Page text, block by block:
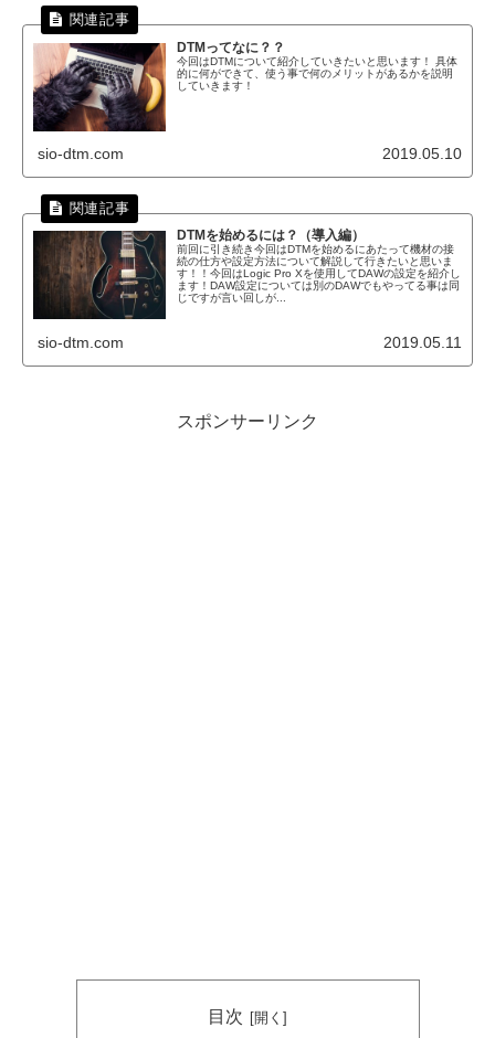
DTMってなに？？
今回はDTMについて紹介していきたいと思います！ 具体
的に何ができて、使う事で何のメリットがあるかを説明
していきます！
sio-dtm.com 2019.05.10
DTMを始めるには？（導入編）
前回に引き続き今回はDTMを始めるにあたって機材の接
続の仕方や設定方法について解説して行きたいと思いま
す！！今回はLogic Pro Xを使用してDAWの設定を紹介し
ます！DAW設定については別のDAWでもやってる事は同
じですが言い回しが...
sio-dtm.com 2019.05.11
スポンサーリンク
目次